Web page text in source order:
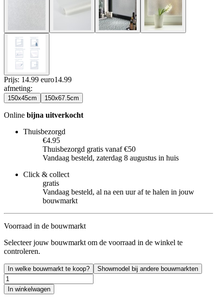
Prijs: 14.99 euro14.99
afmeting:
150x45cm 150x67.5cm
Online bijna uitverkocht
Thuisbezorgd
€4.95
Thuisbezorgd gratis vanaf €50
Vandaag besteld, zaterdag 8 augustus in huis
Click & collect
gratis
Vandaag besteld, al na een uur af te halen in jouw
bouwmarkt
Voorraad in de bouwmarkt
Selecteer jouw bouwmarkt om de voorraad in de winkel te
controleren.
In welke bouwmarkt te koop? Showmodel bij andere bouwmarkten
In winkelwagen